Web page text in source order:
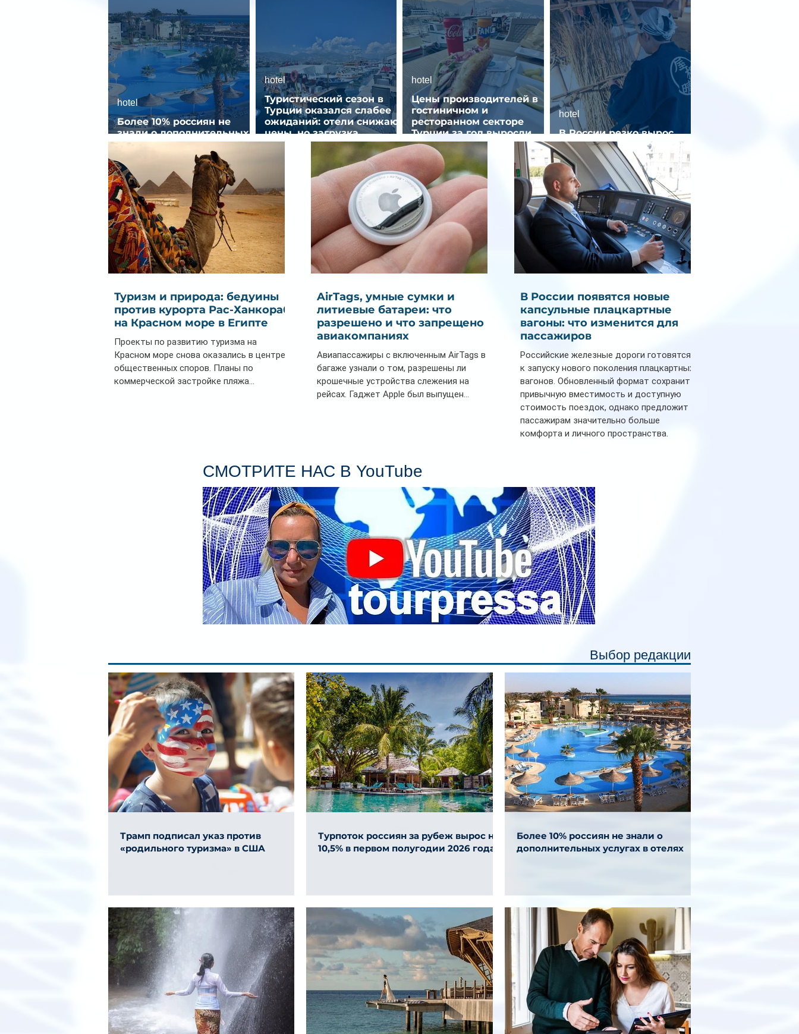
Более 10% россиян не
знали о дополнительных
услугах в отелях
hotel
Туристический сезон в
Турции оказался слабее
ожиданий: отели снижают
цены, но загрузка
остается низкой
hotel
Цены производителей в
гостиничном и
ресторанном секторе
Турции за год выросли
почти на 32%
hotel
В России резко вырос
спрос на отели без звезд
hotel
Туризм и природа: бедуины
против курорта Рас-Ханкораб
на Красном море в Египте
Проекты по развитию туризма на
Красном море снова оказались в центре
общественных споров. Планы по
коммерческой застройке пляжа...
AirTags, умные сумки и
литиевые батареи: что
разрешено и что запрещено в
авиакомпаниях
Авиапассажиры с включенным AirTags в
багаже узнали о том, разрешены ли
крошечные устройства слежения на
рейсах. Гаджет Apple был выпущен...
В России появятся новые
капсульные плацкартные
вагоны: что изменится для
пассажиров
Российские железные дороги готовятся
к запуску нового поколения плацкартных
вагонов. Обновленный формат сохранит
привычную вместимость и доступную
стоимость поездок, однако предложит
пассажирам значительно больше
комфорта и личного пространства.
индивидуальные шторки у каждого
спального места. Они позволят
пассажирам закрыть свою полку во
время сна или отдыха, создав ощуще
СМОТРИТЕ НАС В YouTube
Выбор редакции
Трамп подписал указ против
«родильного туризма» в США
Турпоток россиян за рубеж вырос на
10,5% в первом полугодии 2026 года
Более 10% россиян не знали о
дополнительных услугах в отелях